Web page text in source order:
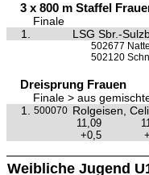
3 x 800 m Staffel
Finale
1.
LSG Sbr.-
502677
502120
Dreisprung Frauen
Finale > aus
1.
500070 Rolgeisen,
11,09
+0,5
Weibliche Jugend